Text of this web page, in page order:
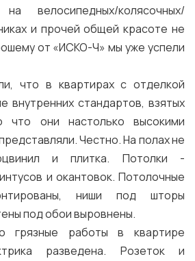
на велосипедных/колясочных/
и прочей общей красоте не
от «ИСКО-Ч» мы уже успели
что в квартирах с отделкой
внутренних стандартов, взятых
что они настолько высокими
Честно. На полах не
и плитка. Потолки -
и окантовок. Потолочные
ниши под шторы
под обои выровнены.
грязные работы в квартире
разведена. Розеток и